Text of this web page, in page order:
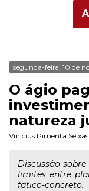
segunda-feira, 10 de
O ágio
natureza
Vinicius Pimenta
Discussão
limites entre
fático-concreto.